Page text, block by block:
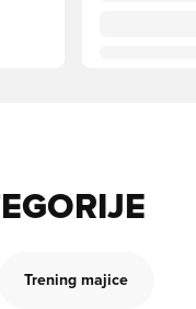
Trening majice